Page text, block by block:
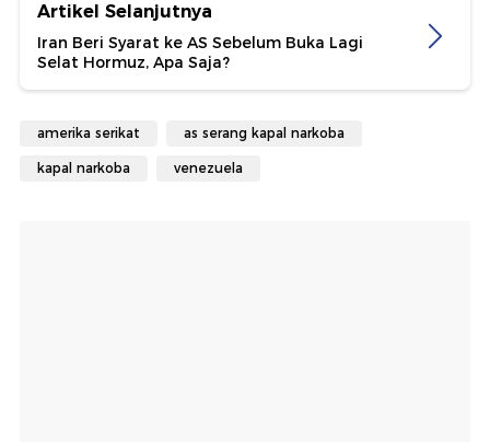
Artikel Selanjutnya
Iran Beri Syarat ke AS Sebelum Buka Lagi
Selat Hormuz, Apa Saja?
amerika serikat as serang kapal narkoba
kapal narkoba venezuela